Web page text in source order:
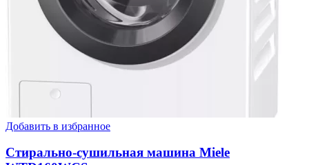
Добавить в избранное
Стирально-сушильная машина Miele